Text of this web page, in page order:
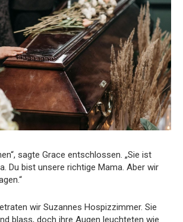
sagte Grace entschlossen. „Sie ist
Du bist unsere richtige Mama. Aber wir
wir Suzannes Hospizzimmer. Sie
blass, doch ihre Augen leuchteten wie